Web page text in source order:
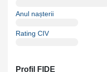
Anul nașterii
Rating CIV
Profil FIDE